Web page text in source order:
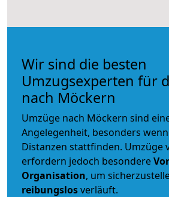
Wir sind die besten
Umzugsexperten für
nach Möckern
Umzüge nach Möckern sind
Angelegenheit, besonders
Distanzen stattfinden. Umzüge
erfordern jedoch besondere
Organisation, um
reibungslosverläuft.